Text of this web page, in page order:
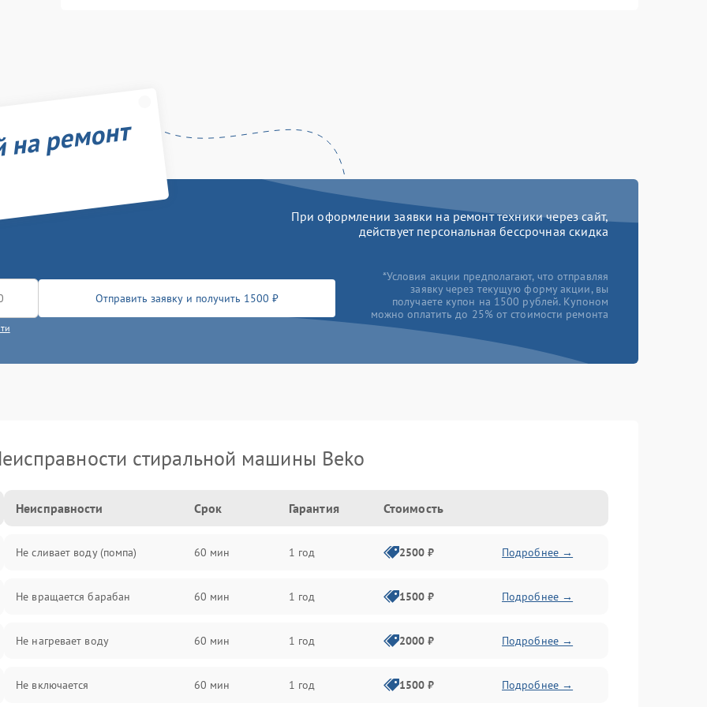
ремонт
При оформлении заявки на ремонт техники через сайт,
действует персональная бессрочная скидка
Отправить заявку и получить 1500 ₽
*Условия акции предполагают, что отправляя
заявку через текущую форму акции, вы
получаете купон на 1500 рублей. Купоном
можно оплатить до 25% от стоимости ремонта
стиральной машины Beko
Неисправности Срок Гарантия Стоимость
Не сливает воду (помпа) 60 мин 1 год 2500 ₽ Подробнее →
Не вращается барабан 60 мин 1 год 1500 ₽ Подробнее →
Не нагревает воду 60 мин 1 год 2000 ₽ Подробнее →
Не включается 60 мин 1 год 1500 ₽ Подробнее →